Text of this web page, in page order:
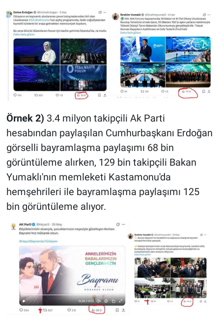
Örnek 2) 3.4 milyon takipçili Ak Parti
hesabından paylaşılan Cumhurbaşkanı Erdoğan
görselli bayramlaşma paylaşımı 68 bin
görüntüleme alırken, 129 bin takipçili Bakan
Yumaklı'nın memleketi Kastamonu'da
hemşehrileri ile bayramlaşma paylaşımı 125
bin görüntüleme alıyor.